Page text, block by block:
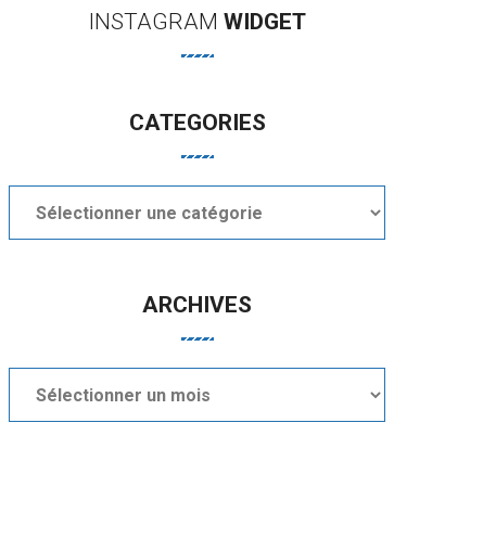
INSTAGRAM WIDGET
CATEGORIES
ARCHIVES